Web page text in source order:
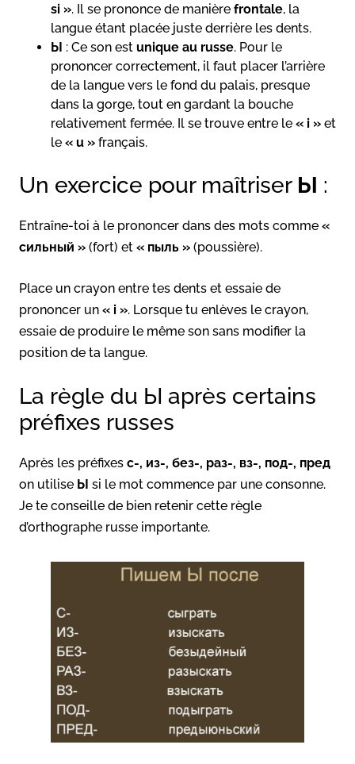
si ». Il se prononce de manière frontale, la
langue étant placée juste derrière les dents.
Ы : Ce son est unique au russe. Pour le
prononcer correctement, il faut placer l’arrière
de la langue vers le fond du palais, presque
dans la gorge, tout en gardant la bouche
relativement fermée. Il se trouve entre le « i » et
le « u » français.
Un exercice pour maîtriser Ы :
Entraîne-toi à le prononcer dans des mots comme «
сильный » (fort) et « пыль » (poussière).
Place un crayon entre tes dents et essaie de
prononcer un « i ». Lorsque tu enlèves le crayon,
essaie de produire le même son sans modifier la
position de ta langue.
La règle du Ы après certains
préfixes russes
Après les préfixes с-, из-, без-, раз-, вз-, под-, пред
on utilise Ы si le mot commence par une consonne.
Je te conseille de bien retenir cette règle
d’orthographe russe importante.